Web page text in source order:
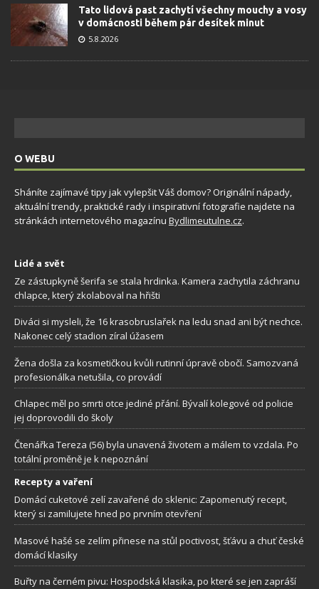
Tato lidová past zachytí všechny mouchy a vosy
v domácnosti během pár desítek minut
5.8.2026
O WEBU
Sháníte zajímavé tipy jak vylepšit Váš domov? Originální nápady,
aktuální trendy, praktické rady i inspirativní fotografie najdete na
stránkách internetového magazínu Bydlimeutulne.cz.
Lidé a svět
Ze zástupkyně šerifa se stala hrdinka. Kamera zachytila záchranu
chlapce, který zkolaboval na hřišti
Diváci si mysleli, že 16 krasobruslařek na ledu snad ani být nechce.
Nakonec celý stadion zíral úžasem
Žena došla za kosmetičkou kvůli rutinní úpravě obočí. Samozvaná
profesionálka netušila, co provádí
Chlapec měl po smrti otce jediné přání. Bývalí kolegové od policie
jej doprovodili do školy
Čtenářka Tereza (56) byla unavená životem a málem to vzdala. Po
totální proměně je k nepoznání
Recepty a vaření
Domácí cuketové zelí zavařené do sklenic: Zapomenutý recept,
který si zamilujete hned po prvním otevření
Masové hašé se zelím přinese na stůl poctivost, šťávu a chuť české
domácí klasiky
Buřty na černém pivu: Hospodská klasika, po které se jen zapráší